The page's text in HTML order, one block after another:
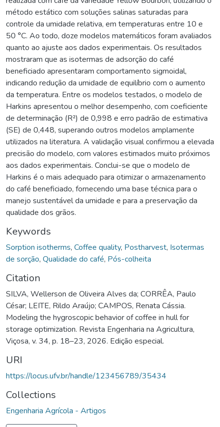
método estático com soluções salinas saturadas para
controle da umidade relativa, em temperaturas entre 10 e
50 °C. Ao todo, doze modelos matemáticos foram avaliados
quanto ao ajuste aos dados experimentais. Os resultados
mostraram que as isotermas de adsorção do café
beneficiado apresentaram comportamento sigmoidal,
indicando redução da umidade de equilíbrio com o aumento
da temperatura. Entre os modelos testados, o modelo de
Harkins apresentou o melhor desempenho, com coeficiente
de determinação (R²) de 0,998 e erro padrão de estimativa
(SE) de 0,448, superando outros modelos amplamente
utilizados na literatura. A validação visual confirmou a elevada
precisão do modelo, com valores estimados muito próximos
aos dados experimentais. Conclui-se que o modelo de
Harkins é o mais adequado para otimizar o armazenamento
do café beneficiado, fornecendo uma base técnica para o
manejo sustentável da umidade e para a preservação da
qualidade dos grãos.
Keywords
Sorption isotherms, Coffee quality, Postharvest, Isotermas
de sorção, Qualidade do café, Pós-colheita
Citation
SILVA, Wellerson de Oliveira Alves da; CORRÊA, Paulo
César; LEITE, Rildo Araújo; CAMPOS, Renata Cássia.
Modeling the hygroscopic behavior of coffee in hull for
storage optimization. Revista Engenharia na Agricultura,
Viçosa, v. 34, p. 18–23, 2026. Edição especial.
URI
https://locus.ufv.br/handle/123456789/35434
Collections
Engenharia Agrícola - Artigos